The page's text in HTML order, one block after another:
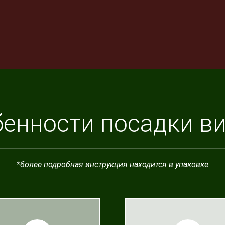
посадки
*более подробная инструкция находится в упаковке